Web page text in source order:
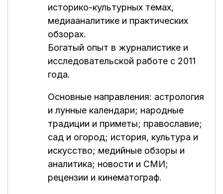
историко-культурных темах,
медиааналитике и практических
обзорах.
Богатый опыт в журналистике и
исследовательской работе с 2011
года.
Основные направления: астрология
и лунные календари; народные
традиции и приметы; православие;
сад и огород; история, культура и
искусство; медийные обзоры и
аналитика; новости и СМИ;
рецензии и кинематограф.